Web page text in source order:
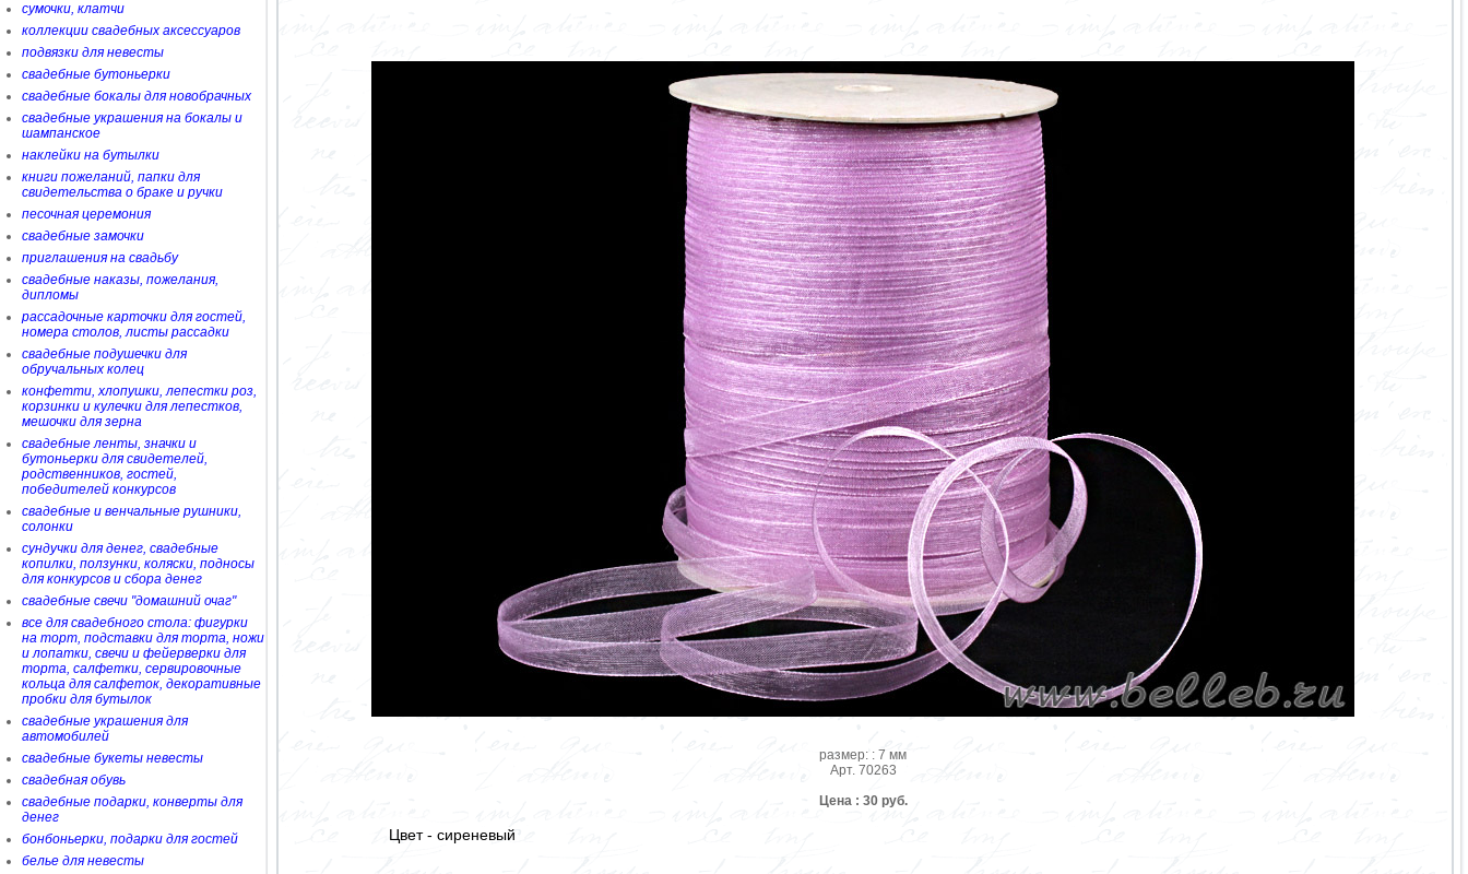
сумочки, клатчи
коллекции свадебных аксессуаров
подвязки для невесты
свадебные бутоньерки
свадебные бокалы для новобрачных
свадебные украшения на бокалы и
шампанское
наклейки на бутылки
книги пожеланий, папки для
свидетельства о браке и ручки
песочная церемония
свадебные замочки
приглашения на свадьбу
свадебные наказы, пожелания,
дипломы
рассадочные карточки для гостей,
номера столов, листы рассадки
свадебные подушечки для
обручальных колец
конфетти, хлопушки, лепестки роз,
корзинки и кулечки для лепестков,
мешочки для зерна
свадебные ленты, значки и
бутоньерки для свидетелей,
родственников, гостей,
победителей конкурсов
свадебные и венчальные рушники,
солонки
сундучки для денег, свадебные
копилки, ползунки, коляски, подносы
для конкурсов и сбора денег
свадебные свечи "домашний очаг"
все для свадебного стола: фигурки
на торт, подставки для торта, ножи
и лопатки, свечи и фейерверки для
торта, салфетки, сервировочные
кольца для салфеток, декоративные
пробки для бутылок
свадебные украшения для
автомобилей
свадебные букеты невесты
свадебная обувь
свадебные подарки, конверты для
денег
бонбоньерки, подарки для гостей
белье для невесты
размер: : 7 мм
Арт. 70263
Цена : 30 руб.
Цвет - сиреневый